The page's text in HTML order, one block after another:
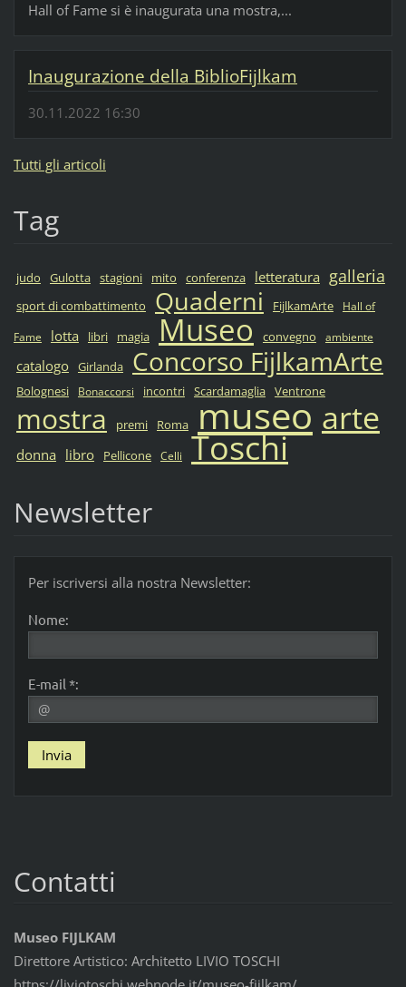
Hall of Fame si è inaugurata una mostra,...
Inaugurazione della BiblioFijlkam
30.11.2022 16:30
Tutti gli articoli
Tag
judo Gulotta stagioni mito conferenza letteratura galleria
sport di combattimento Quaderni FijlkamArte
Hall of
Fame
lotta libri magia Museo convegno ambiente
catalogo Girlanda Concorso FijlkamArte
Bolognesi Bonaccorsi incontri Scardamaglia Ventrone
mostra premi Roma museo arte
donna libro Pellicone Celli Toschi
Newsletter
Per iscriversi alla nostra Newsletter:
Nome:
E-mail *:
Contatti
Museo FIJLKAM
Direttore Artistico: Architetto LIVIO TOSCHI